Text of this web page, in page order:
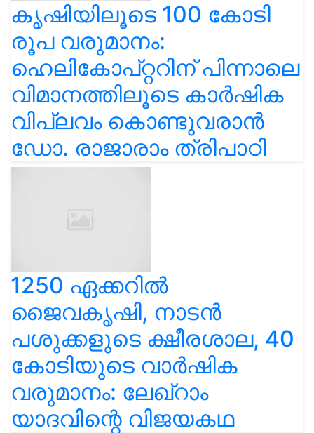
കൃഷിയിലൂടെ 100 കോടി
രൂപ വരുമാനം:
ഹെലികോപ്റ്ററിന് പിന്നാലെ
വിമാനത്തിലൂടെ കാർഷിക
വിപ്ലവം കൊണ്ടുവരാൻ
ഡോ. രാജാരാം ത്രിപാഠി
1250 ഏക്കറിൽ
ജൈവകൃഷി, നാടൻ
പശുക്കളുടെ ക്ഷീരശാല, 40
കോടിയുടെ വാർഷിക
വരുമാനം: ലേഖ്‌റാം
യാദവിന്റെ വിജയകഥ